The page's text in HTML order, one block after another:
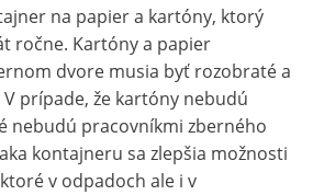
na papier a kartóny, ktorý
ročne. Kartóny a papier
dvore musia byť rozobraté a
prípade, že kartóny nebudú
nebudú pracovníkmi zberného
kontajneru sa zlepšia možnosti
v odpadoch ale i v